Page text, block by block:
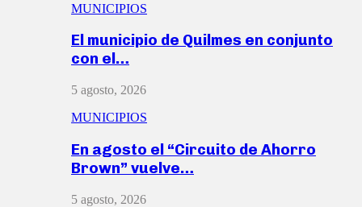
MUNICIPIOS
El municipio de Quilmes en conjunto
con el…
5 agosto, 2026
MUNICIPIOS
En agosto el “Circuito de Ahorro
Brown” vuelve…
5 agosto, 2026